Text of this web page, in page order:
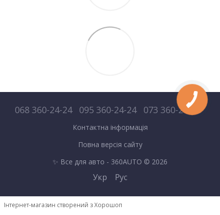
068 360-24-24 095 360-24-24 073 360-24-24
Контактна інформація
Повна версія сайту
✨ Все для авто - 360AUTO © 2026
Укр Рус
Інтернет-магазин створений з Хорошоп